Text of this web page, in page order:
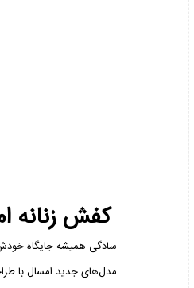
کفش زنانه
سادگی همیشه جایگاه
مدل‌های جدید امسال با